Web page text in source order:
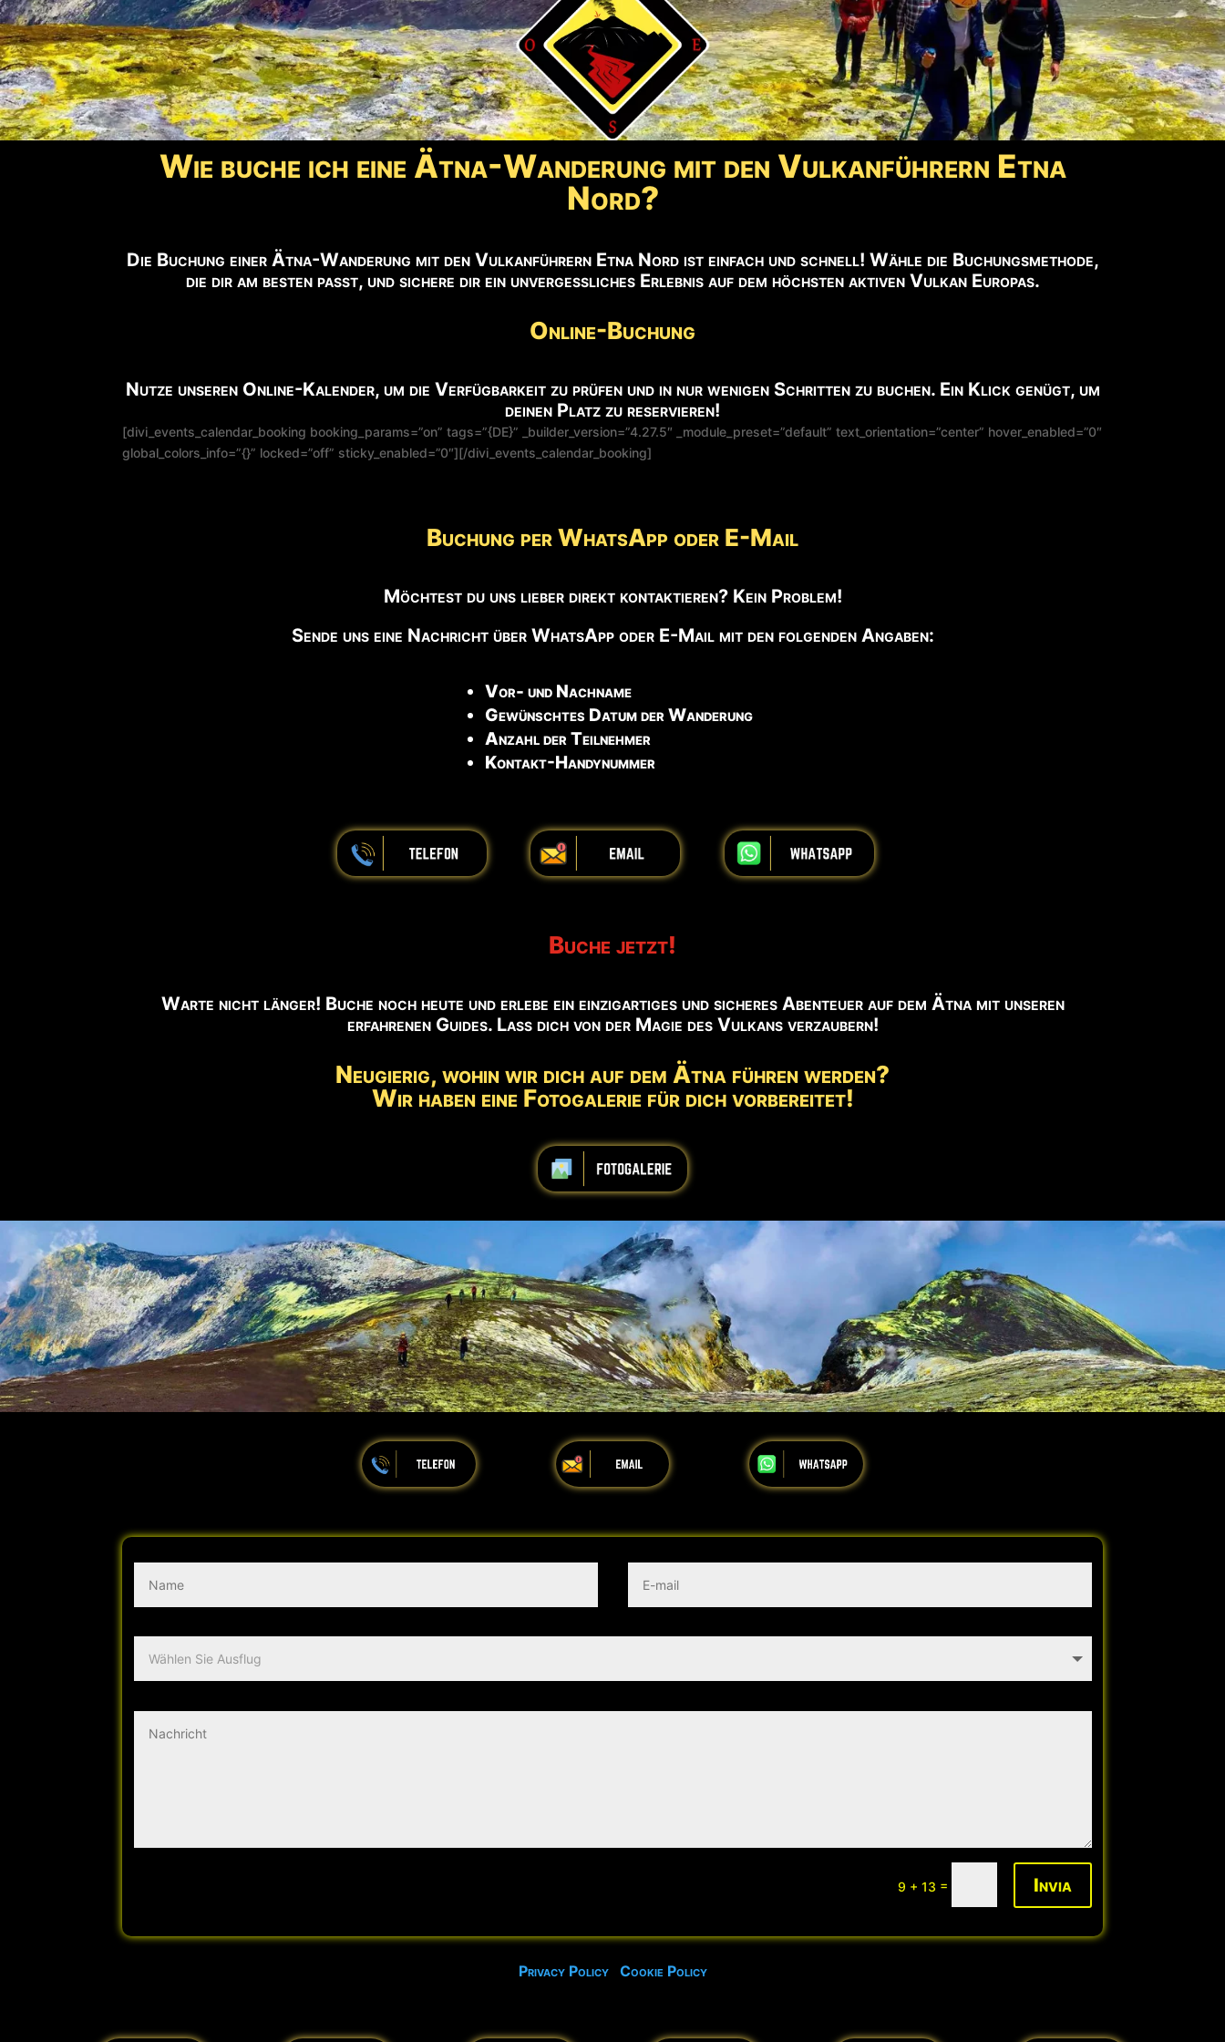
⚠️ ZUGANG ZUM GIPFEL
Nur mit autorisiertem Guide.
📹 BLICK AUF DEN VULKAN
Live-Webcam ansehen →
ℹ️Hinweis:Wanderschuhe erforderlich. Aktualisiert:8. August - 05:45 Uhr
Wie buche ich eine Ätna-Wanderung mit den Vulkanführern Etna
Nord?
Die Buchung einer Ätna-Wanderung mit den Vulkanführern Etna Nord ist einfach und schnell! Wähle die Buchungsmethode,
die dir am besten passt, und sichere dir ein unvergessliches Erlebnis auf dem höchsten aktiven Vulkan Europas.
Online-Buchung
Nutze unseren Online-Kalender, um die Verfügbarkeit zu prüfen und in nur wenigen Schritten zu buchen. Ein Klick genügt, um
deinen Platz zu reservieren!
[divi_events_calendar_booking booking_params=”on” tags=”{DE}” _builder_version=”4.27.5″ _module_preset=”default” text_orientation=”center” hover_enabled=”0″
global_colors_info=”{}” locked=”off” sticky_enabled=”0″][/divi_events_calendar_booking]
Buchung per WhatsApp oder E-Mail
Möchtest du uns lieber direkt kontaktieren? Kein Problem!
Sende uns eine Nachricht über WhatsApp oder E-Mail mit den folgenden Angaben:
Vor- und Nachname
Gewünschtes Datum der Wanderung
Anzahl der Teilnehmer
Kontakt-Handynummer
iiiiiiiiiiiiiiiiiiiiiiii iiiiiiiiiiiiiiiiiiiiiiii iiiiiiiiiiiiiiiiiiiiiiii
Buche jetzt!
Warte nicht länger! Buche noch heute und erlebe ein einzigartiges und sicheres Abenteuer auf dem Ätna mit unseren
erfahrenen Guides. Lass dich von der Magie des Vulkans verzaubern!
Neugierig, wohin wir dich auf dem Ätna führen werden?
Wir haben eine Fotogalerie für dich vorbereitet!
iiiiiiiiiiiiiiiiiiiiiiii
9 + 13 = Invia
Privacy Policy Cookie Policy